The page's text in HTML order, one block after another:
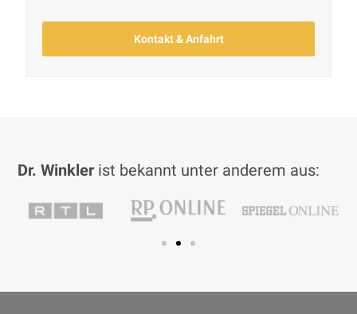
Kontakt & Anfahrt
Dr. Winkler ist bekannt unter anderem aus: